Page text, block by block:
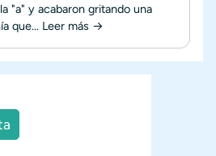
"a" y acabaron gritando una
que... Leer más →